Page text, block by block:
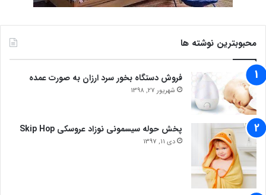
محبوبترین نوشته ها
فروش دستگاه بخور سرد ارزان به صورت عمده
شهریور 27, 1398
پخش حوله سیسمونی نوزاد عروسکی Skip Hop
دی 11, 1397